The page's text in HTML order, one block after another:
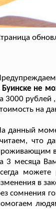
Буинске не
3000 рублей
на
данный
что
в
3 месяца
можете
в
сомнения